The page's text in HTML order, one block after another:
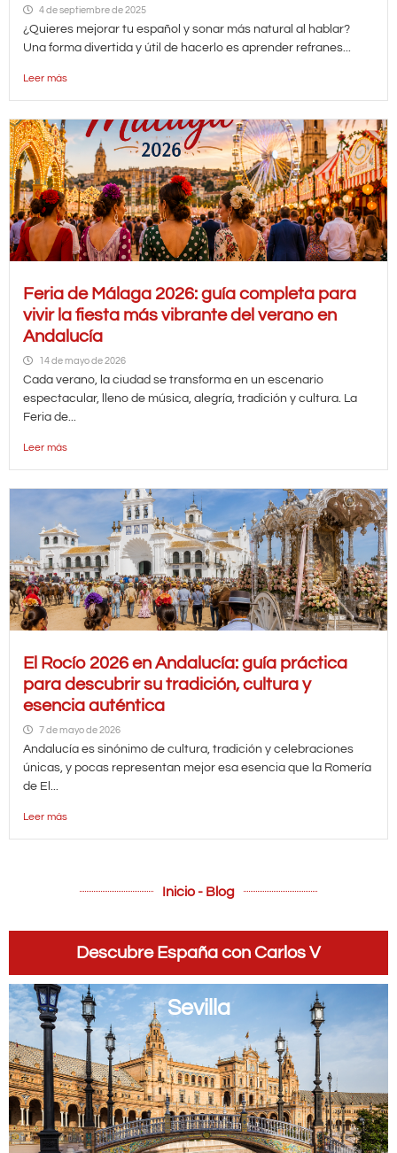
4 de septiembre de 2025
¿Quieres mejorar tu español y sonar más natural al hablar?
Una forma divertida y útil de hacerlo es aprender refranes...
Leer más
Feria de Málaga 2026: guía completa para
vivir la fiesta más vibrante del verano en
Andalucía
14 de mayo de 2026
Cada verano, la ciudad se transforma en un escenario
espectacular, lleno de música, alegría, tradición y cultura. La
Feria de...
Leer más
El Rocío 2026 en Andalucía: guía práctica
para descubrir su tradición, cultura y
esencia auténtica
7 de mayo de 2026
Andalucía es sinónimo de cultura, tradición y celebraciones
únicas, y pocas representan mejor esa esencia que la Romería
de El...
Leer más
Inicio - Blog
Descubre España con Carlos V
Sevilla